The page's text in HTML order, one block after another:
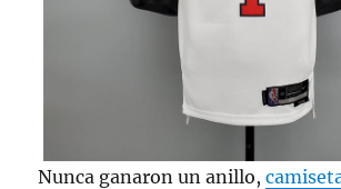
Nunca ganaron un anillo,